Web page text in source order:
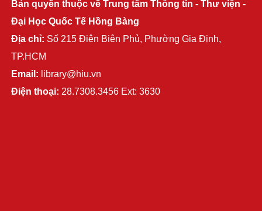
Bản quyền thuộc về Trung tâm Thông tin - Thư viện -
Đại Học Quốc Tế Hồng Bàng
Địa chỉ: Số 215 Điện Biên Phủ, Phường Gia Định,
TP.HCM
Email: library@hiu.vn
Điện thoại: 28.7308.3456 Ext: 3630